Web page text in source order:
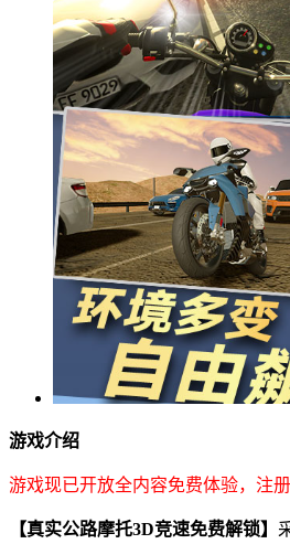
游戏介绍
游戏现已开放全内容免费体验，注
【真实公路摩托3D竞速免费解锁】